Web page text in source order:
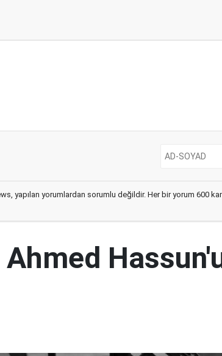
yapılan yorumlardan sorumlu değildir. Her bir yorum 600